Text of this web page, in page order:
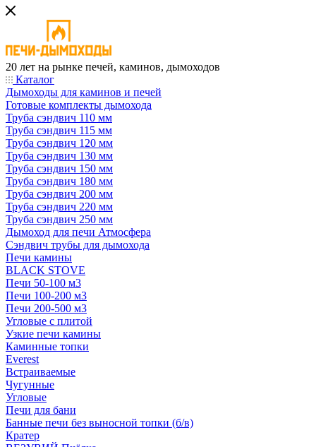
20 лет на рынке печей, каминов, дымоходов
Каталог
Дымоходы для каминов и печей
Готовые комплекты дымохода
Труба сэндвич 110 мм
Труба сэндвич 115 мм
Труба сэндвич 120 мм
Труба сэндвич 130 мм
Труба сэндвич 150 мм
Труба сэндвич 180 мм
Труба сэндвич 200 мм
Труба сэндвич 220 мм
Труба сэндвич 250 мм
Дымоход для печи Атмосфера
Сэндвич трубы для дымохода
Печи камины
BLACK STOVE
Печи 50-100 м3
Печи 100-200 м3
Печи 200-500 м3
Угловые с плитой
Узкие печи камины
Каминные топки
Everest
Встраиваемые
Чугунные
Угловые
Печи для бани
Банные печи без выносной топки (б/в)
Кратер